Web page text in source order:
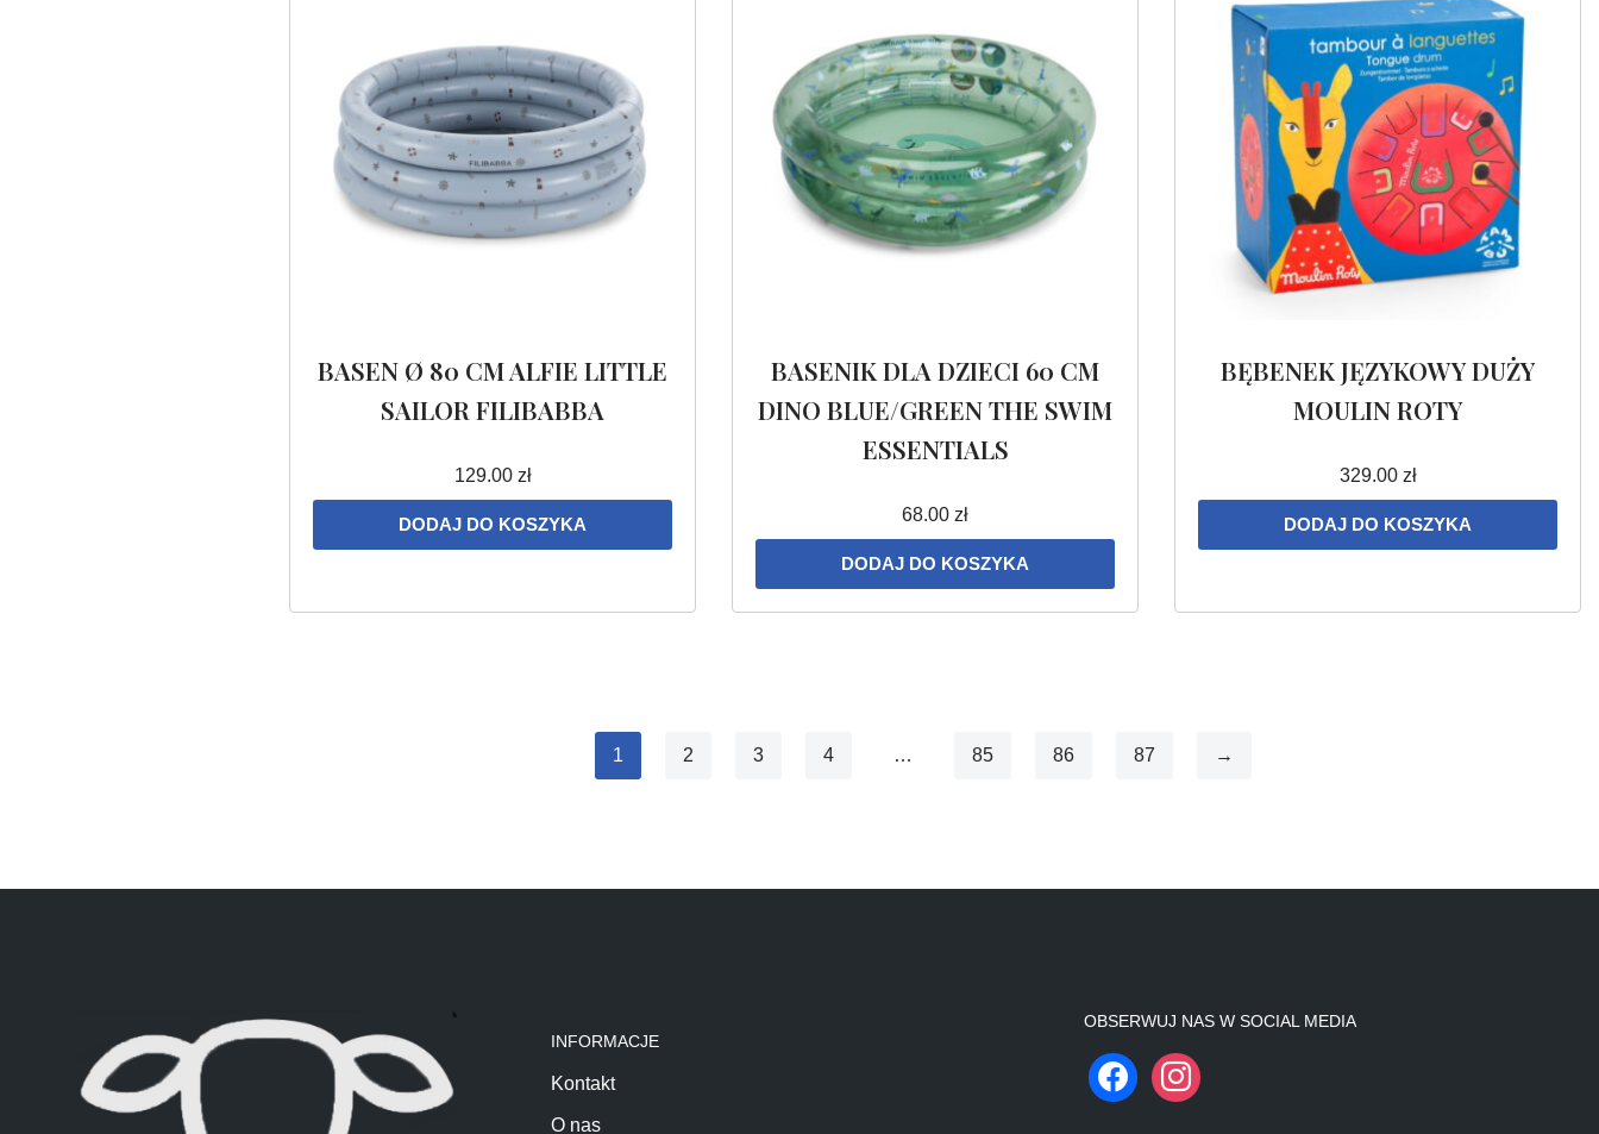
BASEN Ø 80 CM ALFIE LITTLE
SAILOR FILIBABBA
129.00 zł
DODAJ DO KOSZYKA
BASENIK DLA DZIECI 60 CM
DINO BLUE/GREEN THE SWIM
ESSENTIALS
68.00zł
DODAJ DO KOSZYKA
BĘBENEK JĘZYKOWY DUŻY
MOULIN ROTY
329.00 zł
DODAJ DO KOSZYKA
1 2 3 4 … 85 86 87 →
INFORMACJE
Kontakt
O nas
OBSERWUJ NAS W SOCIAL MEDIA